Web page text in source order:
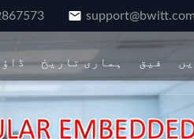
ہماری تاریخ فیق